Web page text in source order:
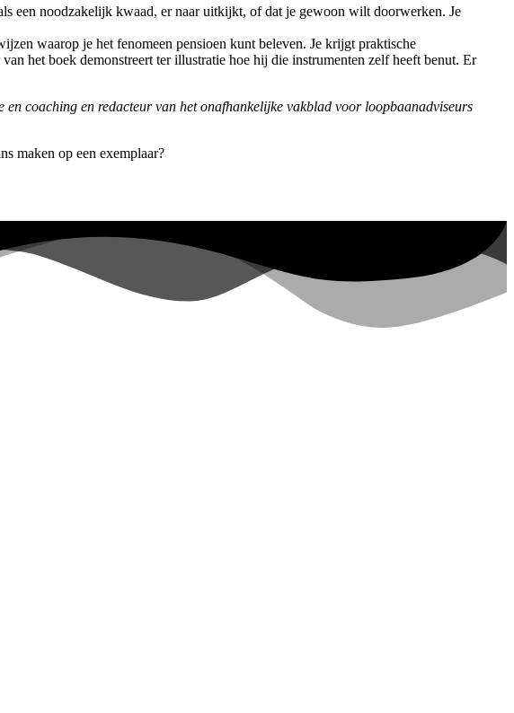
een noodzakelijk kwaad, er naar uitkijkt, of dat je gewoon wilt doorwerken. Je
waarop je het fenomeen pensioen kunt beleven. Je krijgt praktische
het boek demonstreert ter illustratie hoe hij die instrumenten zelf heeft benut. Er
coaching en redacteur van het onafhankelijke vakblad voor loopbaanadviseurs
maken op een exemplaar?